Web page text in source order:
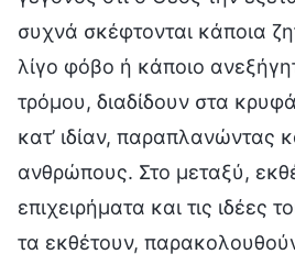
συχνά σκέφτονται κάποια
λίγο φόβο ή κάποιο
τρόμου, διαδίδουν στα
κατ’ ιδίαν, παραπλανώντας
ανθρώπους. Στο μεταξύ,
επιχειρήματα και τις ιδέες
τα εκθέτουν,